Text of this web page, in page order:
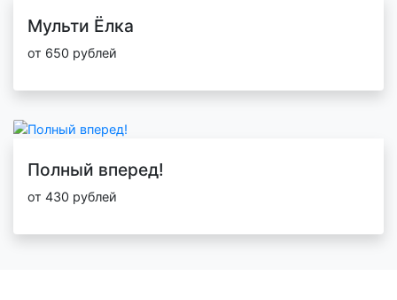
Мульти Ёлка
от 650 рублей
Полный вперед!
от 430 рублей